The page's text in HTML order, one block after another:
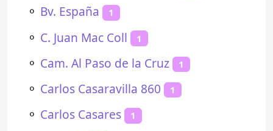
⚬ Bv. España 1
⚬ C. Juan Mac Coll 1
⚬ Cam. Al Paso de la Cruz 1
⚬ Carlos Casaravilla 860 1
⚬ Carlos Casares 1